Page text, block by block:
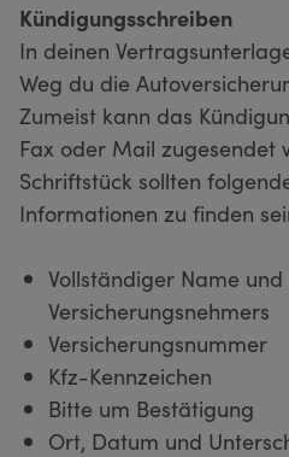
Kündigungsschreiben
In deinen
Weg du die
Zumeist kann das
Fax oder Mail zugesendet
Schriftstück sollten
Informationen zu finden
Vollständiger Name
Versicherungsnehmers
Versicherungsnummer
Kfz-Kennzeichen
Bitte um Bestätigung
Ort, Datum und